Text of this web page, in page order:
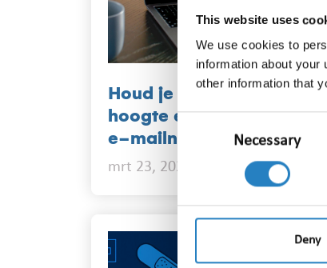
This website uses
We use cookies to
information about
other information that
Consent
SelectionNecessary
Deny
Houd je organisatie op
hoogte en bespaar tijd
e-mailnieuwsbrieven
mrt 23, 2026